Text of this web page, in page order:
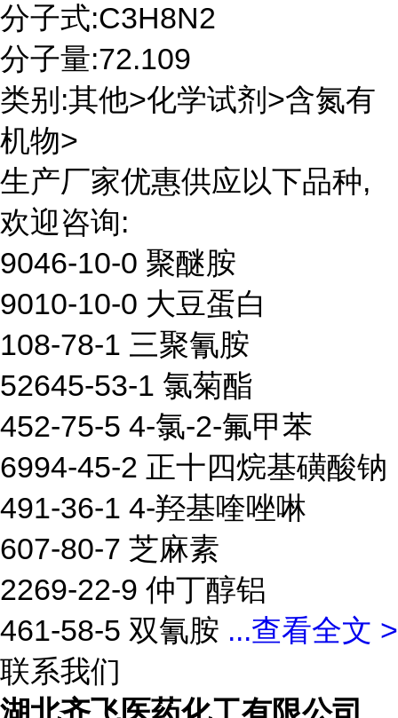
分子式:C3H8N2
分子量:72.109
类别:其他>化学试剂>含氮有
机物>
生产厂家优惠供应以下品种,
欢迎咨询:
9046-10-0 聚醚胺
9010-10-0 大豆蛋白
108-78-1 三聚氰胺
52645-53-1 氯菊酯
452-75-5 4-氯-2-氟甲苯
6994-45-2 正十四烷基磺酸钠
491-36-1 4-羟基喹唑啉
607-80-7 芝麻素
2269-22-9 仲丁醇铝
461-58-5 双氰胺 ...查看全文 >
联系我们